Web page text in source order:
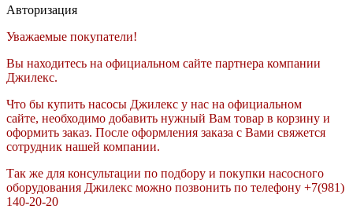
Авторизация
Уважаемые покупатели!
Вы находитесь на официальном сайте партнера компании
Джилекс.
Что бы купить насосы Джилекс у нас на официальном
сайте, необходимо добавить нужный Вам товар в корзину и
оформить заказ. После оформления заказа с Вами свяжется
сотрудник нашей компании.
Так же для консультации по подбору и покупки насосного
оборудования Джилекс можно позвонить по телефону +7(981)
140-20-20